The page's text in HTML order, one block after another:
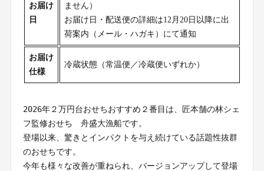
お届け
日
ません）
お届け日・配送便の詳細は12月20日以降に出
荷案内（メール・ハガキ）にて通知
お届け
仕様
冷蔵状態（常温便／冷蔵便いずれか）
2026年２万円台おせちおすすめ２番目は、匠本舗の林シェ
フ監修おせち　舟盛大漁船です。
登場以来、驚きとインパクトを与え続けている話題性抜群
のおせちです。
今年も様々な改善が重ねられ、バージョンアップして登場